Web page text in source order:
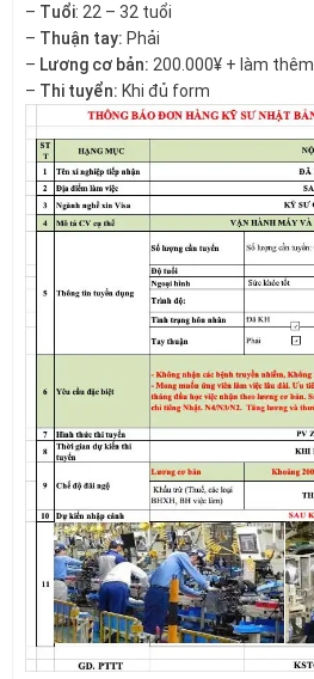
– Tuổi: 22 – 32 tuổi
– Thuận tay: Phải
– Lương cơ bản: 200.000¥ + làm thêm
– Thi tuyển: Khi đủ form